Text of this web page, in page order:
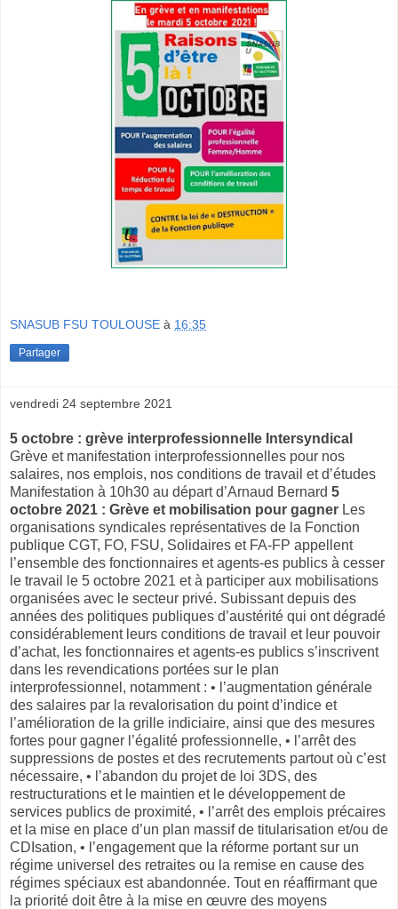
SNASUB FSU TOULOUSE à 16:35
Partager
vendredi 24 septembre 2021
5 octobre : grève interprofessionnelle Intersyndical
Grève et manifestation interprofessionnelles pour nos
salaires, nos emplois, nos conditions de travail et d’études
Manifestation à 10h30 au départ d’Arnaud Bernard 5
octobre 2021 : Grève et mobilisation pour gagner Les
organisations syndicales représentatives de la Fonction
publique CGT, FO, FSU, Solidaires et FA-FP appellent
l’ensemble des fonctionnaires et agents-es publics à cesser
le travail le 5 octobre 2021 et à participer aux mobilisations
organisées avec le secteur privé. Subissant depuis des
années des politiques publiques d’austérité qui ont dégradé
considérablement leurs conditions de travail et leur pouvoir
d’achat, les fonctionnaires et agents-es publics s’inscrivent
dans les revendications portées sur le plan
interprofessionnel, notamment : • l’augmentation générale
des salaires par la revalorisation du point d’indice et
l’amélioration de la grille indiciaire, ainsi que des mesures
fortes pour gagner l’égalité professionnelle, • l’arrêt des
suppressions de postes et des recrutements partout où c’est
nécessaire, • l’abandon du projet de loi 3DS, des
restructurations et le maintien et le développement de
services publics de proximité, • l’arrêt des emplois précaires
et la mise en place d’un plan massif de titularisation et/ou de
CDIsation, • l’engagement que la réforme portant sur un
régime universel des retraites ou la remise en cause des
régimes spéciaux est abandonnée. Tout en réaffirmant que
la priorité doit être à la mise en œuvre des moyens